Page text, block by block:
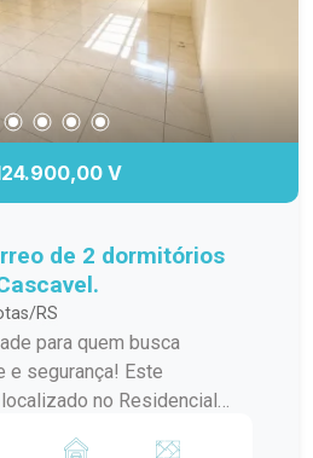
V
de 2 dormitórios
RS
para quem busca
Este
no Residencial